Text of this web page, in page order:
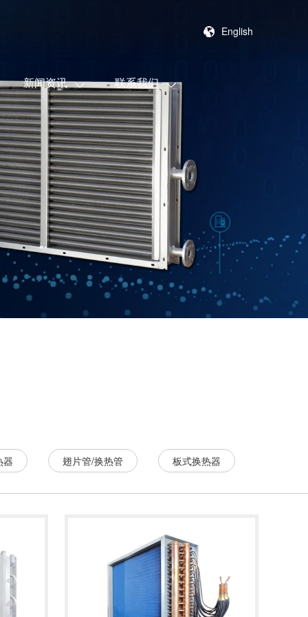
English
新闻资讯 联系我们
器 翅片管/换热管 板式换热器